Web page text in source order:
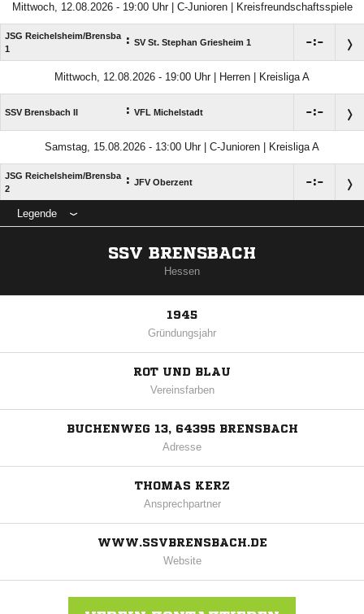
Mittwoch, 12.08.2026 - 19:00 Uhr | C-Junioren | Kreisfreundschaftsspiele
JSG Reichelsheim/​Brensba
1
: SV St. Stephan Griesheim 1 :
Mittwoch, 12.08.2026 - 19:00 Uhr | Herren | Kreisliga A
SSV Brensbach II : VFL Michelstadt :
Samstag, 15.08.2026 - 13:00 Uhr | C-Junioren | Kreisliga A
JSG Reichelsheim/​Brensba
2
: JFV Oberzent :
Legende
SSV BRENSBACH
Hessen
1945
Gründungsjahr
ROT UND BLAU
Vereinsfarben
BUCHENWEG 13, 64395 BRENSBACH
Adresse
THOMAS KERZ
Ansprechpartner
WWW.SSVBRENSBACH.DE
Website